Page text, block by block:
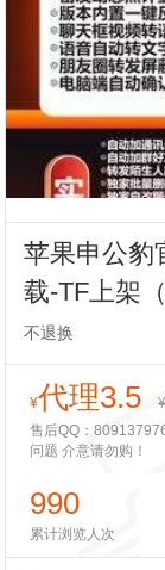
苹果申公豹
载-TF上架
不退换
¥代理3.5
售后QQ：
问题 介意请勿购！
990
累计浏览人次